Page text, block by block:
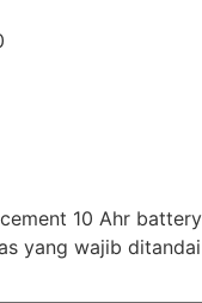
10 Ahr
yang wajib ditandai